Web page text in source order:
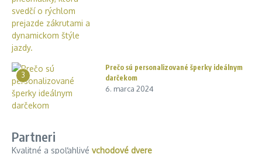
3
Prečo sú personalizované šperky ideálnym
darčekom
6. marca 2024
Partneri
Kvalitné a spoľahlivé vchodové dvere